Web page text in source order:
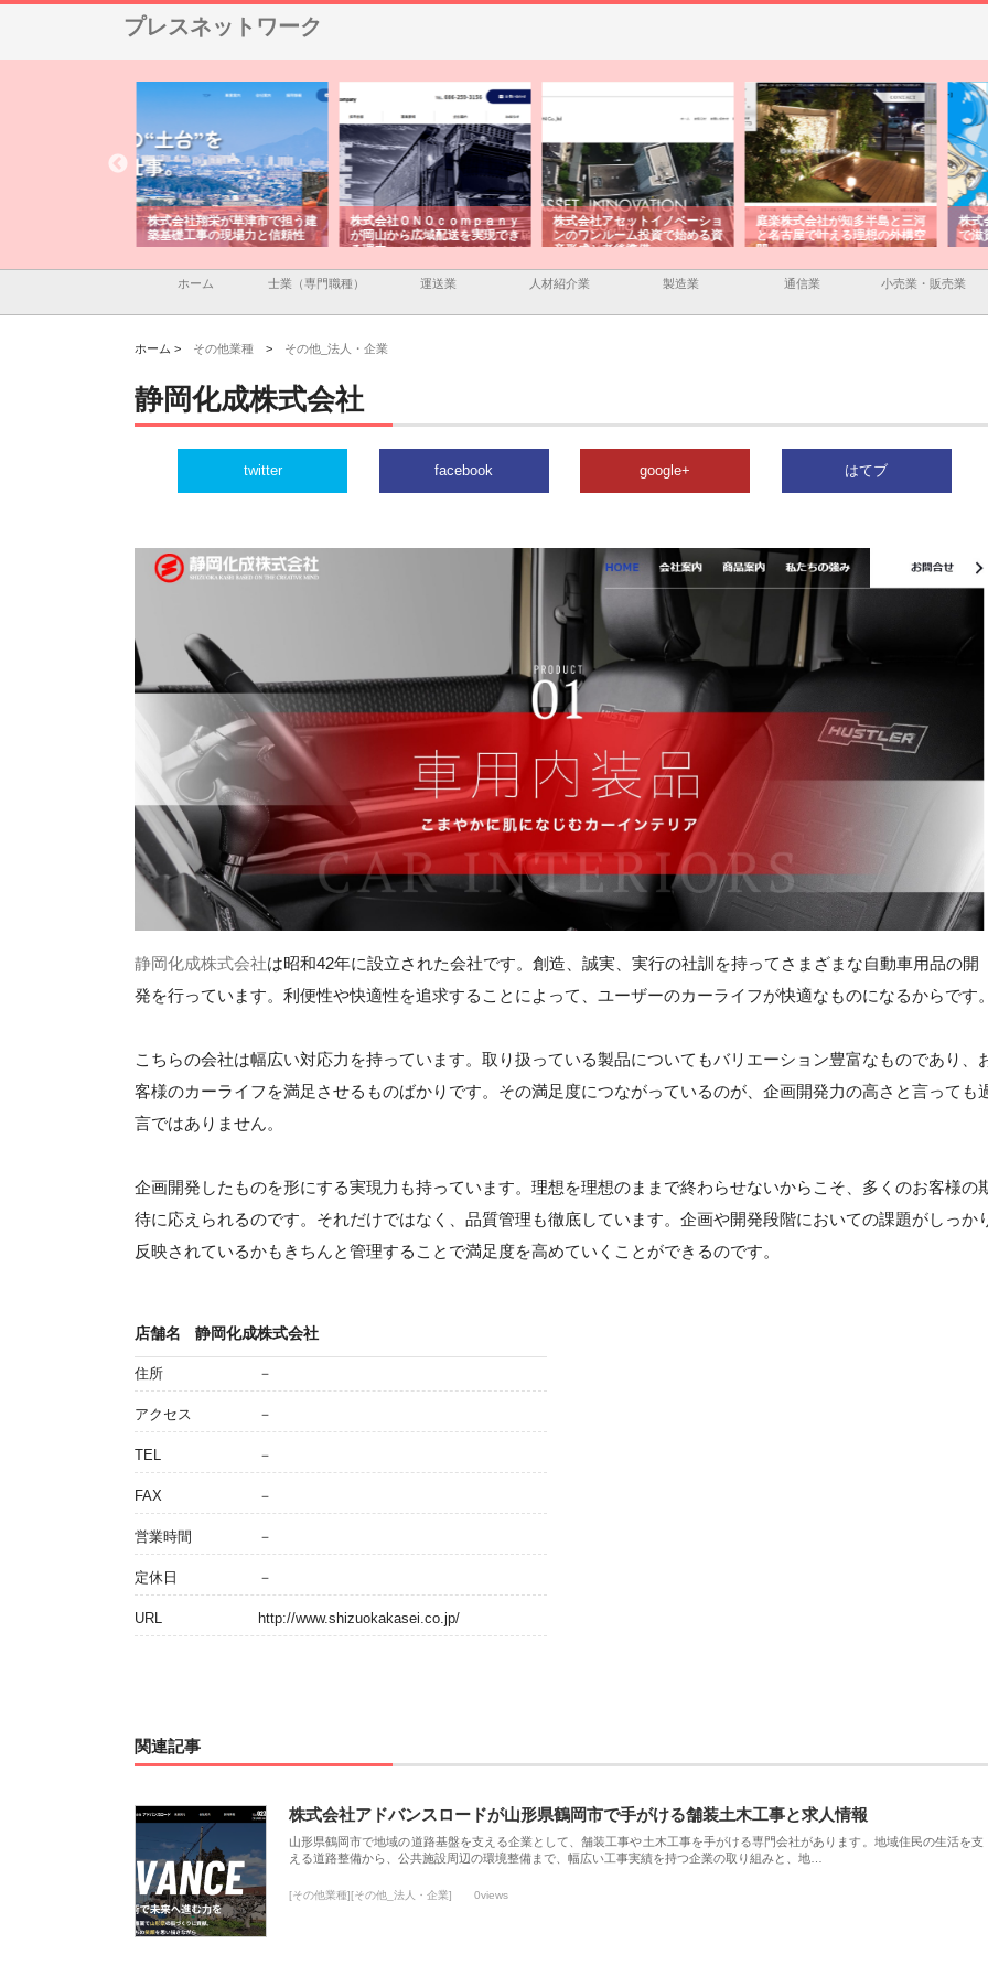
プレスネットワーク
株式会社ＯＮＯｃｏｍｐａｎｙ
が岡山から広域配送を実現でき
る理由
株式会社アセットイノベーショ
ンのワンルーム投資で始める資
産形成と老後準備
庭楽株式会社が知多半島と三河
と名古屋で叶える理想の外構空
間
株式会社ナツハラが建設と鋲螺
で滋賀の暮らしを支える理由
株
イ
容
ホーム 士業（専門職種） 運送業 人材紹介業 製造業 通信業 小売業・販売業
ホーム > その他業種 > その他_法人・企業
静岡化成株式会社
twitter facebook google+ はてブ
静岡化成株式会社は昭和42年に設立された会社です。創造、誠実、実行の社訓を持ってさまざまな自動車用品の開
発を行っています。利便性や快適性を追求することによって、ユーザーのカーライフが快適なものになるからです。
こちらの会社は幅広い対応力を持っています。取り扱っている製品についてもバリエーション豊富なものであり、
客様のカーライフを満足させるものばかりです。その満足度につながっているのが、企画開発力の高さと言っても
言ではありません。
企画開発したものを形にする実現力も持っています。理想を理想のままで終わらせないからこそ、多くのお客様の
待に応えられるのです。それだけではなく、品質管理も徹底しています。企画や開発段階においての課題がしっか
反映されているかもきちんと管理することで満足度を高めていくことができるのです。
店舗名 静岡化成株式会社
住所 －
アクセス －
TEL －
FAX －
営業時間 －
定休日 －
URL http://www.shizuokakasei.co.jp/
関連記事
株式会社アドバンスロードが山形県鶴岡市で手がける舗装土木工事と求人情報
山形県鶴岡市で地域の道路基盤を支える企業として、舗装工事や土木工事を手がける専門会社があります。地域住民の生活を支
える道路整備から、公共施設周辺の環境整備まで、幅広い工事実績を持つ企業の取り組みと、地…
[その他業種][その他_法人・企業] 0views